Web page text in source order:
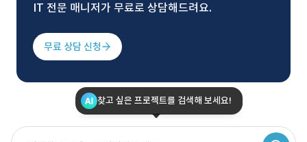
IT 전문 매니저가 무료로 상담해드려요.
무료 상담 신청
찾고 싶은 프로젝트를 검색해 보세요!